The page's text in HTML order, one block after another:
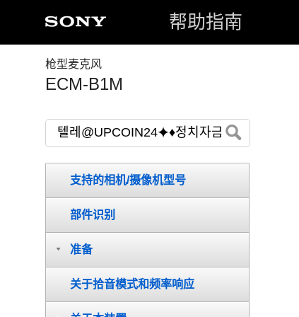
帮助指南
枪型麦克风
ECM-B1M
支持的相机/摄像机型号
部件识别
准备
关于拾音模式和频率响应